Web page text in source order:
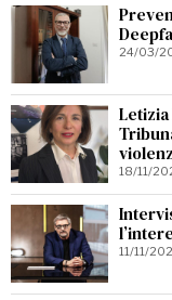
24/03/
18/11/
11/11/